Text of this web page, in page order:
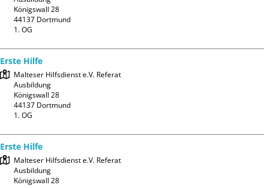
Königswall 28
44137 Dortmund
1. OG
Erste Hilfe
Malteser Hilfsdienst e.V. Referat
Ausbildung
Königswall 28
44137 Dortmund
1. OG
Erste Hilfe
Malteser Hilfsdienst e.V. Referat
Ausbildung
Königswall 28